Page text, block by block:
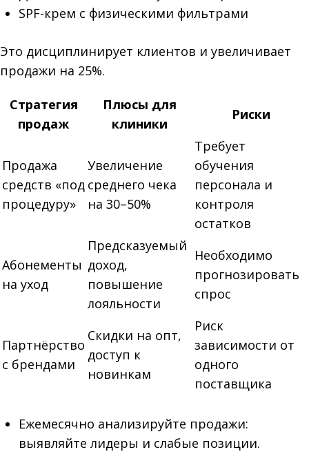
SPF-крем с физическими фильтрами
Это дисциплинирует клиентов и увеличивает
продажи на 25%.
Стратегия
продаж
Плюсы для
клиники
Риски
Продажа
средств «под
процедуру»
Увеличение
среднего чека
на 30–50%
Требует
обучения
персонала и
контроля
остатков
Абонементы
на уход
Предсказуемый
доход,
повышение
лояльности
Необходимо
прогнозировать
спрос
Партнёрство
с брендами
Скидки на опт,
доступ к
новинкам
Риск
зависимости от
одного
поставщика
Ежемесячно анализируйте продажи:
выявляйте лидеры и слабые позиции.